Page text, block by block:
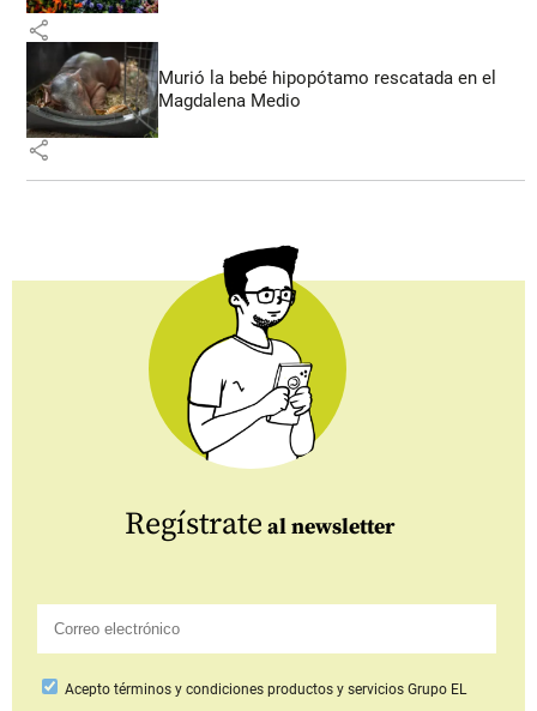
share
Murió la bebé hipopótamo rescatada en el
Magdalena Medio
share
Regístrate al newsletter
Aceptotérminos y condiciones productos y serviciosGrupo EL